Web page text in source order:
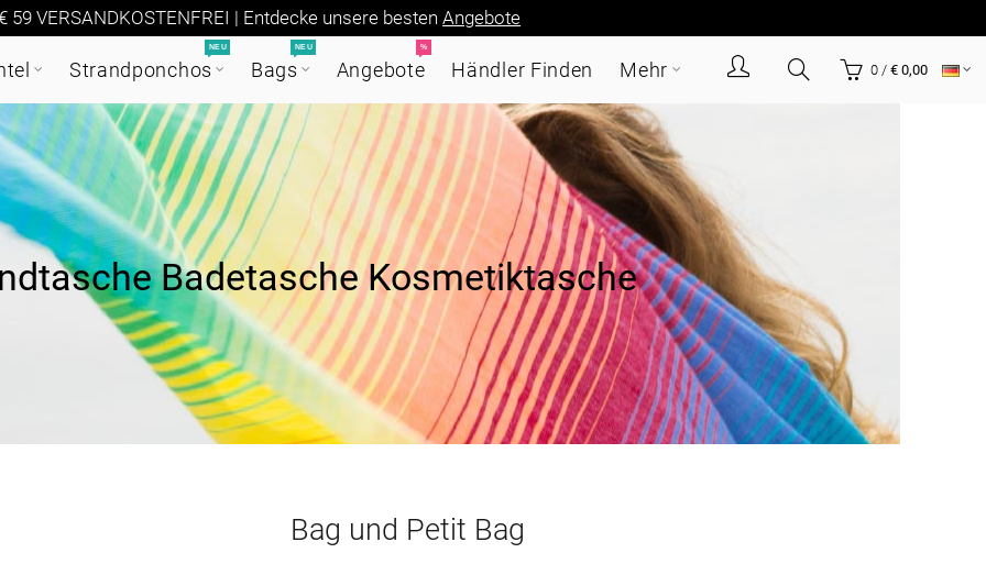
59 VERSANDKOSTENFREI | Entdecke unsere bestenAngebote
Strandponchos
NEU
Bags
NEU
Angebote
%
Händler Finden Mehr 0 / € 0,00
Badetasche Kosmetiktasche
Bag und Petit Bag